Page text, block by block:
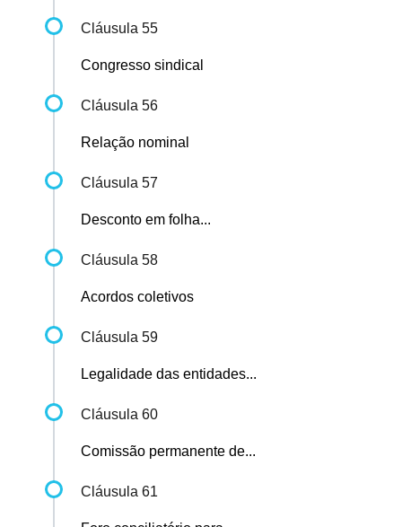
Cláusula 55
Congresso sindical
Cláusula 56
Relação nominal
Cláusula 57
Desconto em folha...
Cláusula 58
Acordos coletivos
Cláusula 59
Legalidade das entidades...
Cláusula 60
Comissão permanente de...
Cláusula 61